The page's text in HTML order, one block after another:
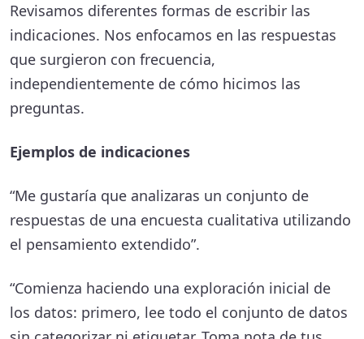
estos cambios o cómo usarlos con
sus gobiernos locales.
Comunidades unidas: empoderar a
Los residentes coinciden en que
quieren programas de prevención
de incendios que enseñen y ayuden
programas para abordar este
problema. Es posible que los
Revisamos diferentes formas de escribir las
indicaciones. Nos enfocamos en las respuestas
que surgieron con frecuencia,
independientemente de cómo hicimos las
preguntas.
Ejemplos de indicaciones
“Me gustaría que analizaras un conjunto de
respuestas de una encuesta cualitativa utilizando
el pensamiento extendido”.
“Comienza haciendo una exploración inicial de
los datos: primero, lee todo el conjunto de datos